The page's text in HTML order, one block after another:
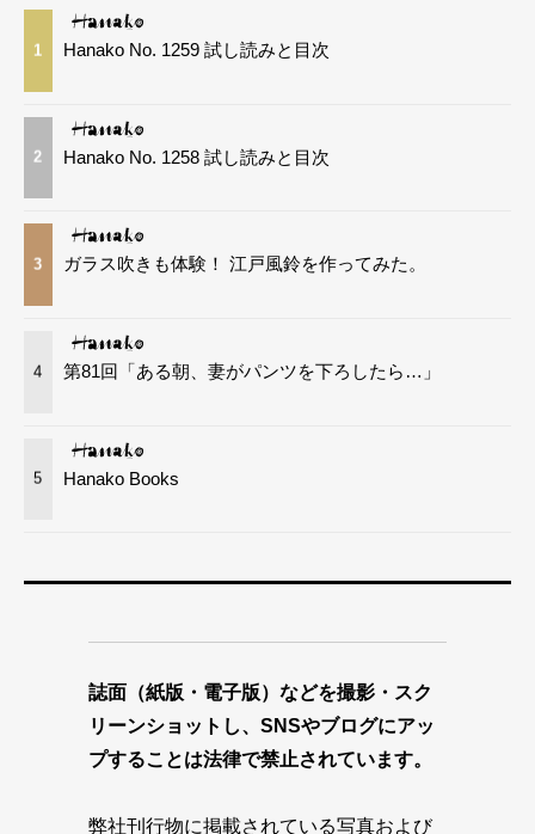
1 Hanako No. 1259 試し読みと目次
2 Hanako No. 1258 試し読みと目次
3 ガラス吹きも体験！ 江戸風鈴を作ってみた。
4 第81回「ある朝、妻がパンツを下ろしたら…」
5 Hanako Books
誌面（紙版・電子版）などを撮影・スク
リーンショットし、SNSやブログにアッ
プすることは法律で禁止されています。
弊社刊行物に掲載されている写真および